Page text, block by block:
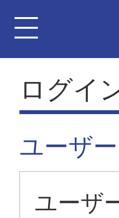
ログイ
ユーザ
ユーザ